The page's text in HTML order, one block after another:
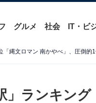
グルメ 社会 IT・ビ
」ランキング